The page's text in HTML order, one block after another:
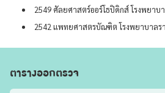
2549 ศัลยศาสตร์ออร์โธปิดิกส์ โรงพยาบ
2542 แพทยศาสตรบัณฑิต โรงพยาบาล
ตารางออกตรวจ